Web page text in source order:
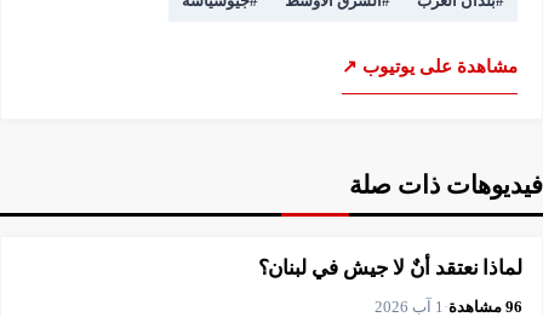
مشاهدة على يوتيوب ↗
فيديوهات ذات صلة
6:35
▶فيديو
لماذا نعتقد أنٌ لا جيش في لبنان؟
96 مشاهدة·1 آب 2026